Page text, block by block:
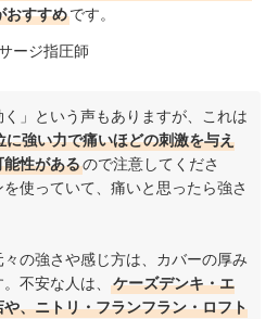
おすすめです。
ージ指圧師
く」という声もありますが、これは
に強い力で痛いほどの刺激を与え
性があるので注意してくださ
使っていて、痛いと思ったら強さ
の強さや感じ方は、カバーの厚み
不安な人は、
ケーズデンキ・エ
、ニトリ・フランフラン・ロフト